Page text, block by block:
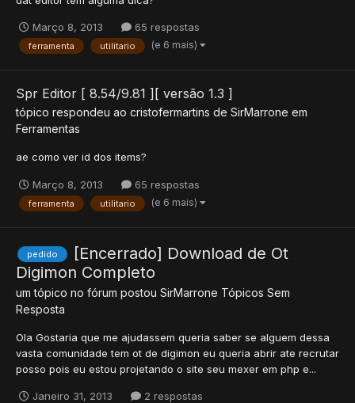
Março 8, 2013 65 respostas
ferramenta utilitario (e 6 mais)
Spr Editor [ 8.54/9.81 ][ versão 1.3 ]
tópico respondeu ao cristofermartins de SirMarrone em
Ferramentas
ae como ver id dos items?
Março 8, 2013 65 respostas
ferramenta utilitario (e 6 mais)
pedido
[Encerrado] Download de Ot
Digimon Completo
um tópico no fórum postou SirMarrone Tópicos Sem
Resposta
Ola Gostaria que me ajudassem queria saber se alguem dessa
vasta comunidade tem ot de digimon eu queria abrir ate recrutar
posso pois eu estou projetando o site seu mexer em php e...
Janeiro 31, 2013 2 respostas